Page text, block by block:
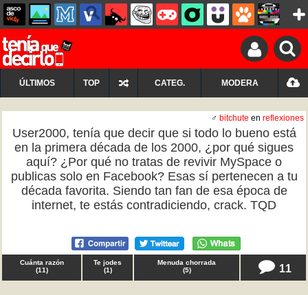
ÚLTIMOS TOP CATEG. MODERA
♂ bitchute en reflexiones
User2000, tenía que decir que si todo lo bueno está
en la primera década de los 2000, ¿por qué sigues
aquí? ¿Por qué no tratas de revivir MySpace o
publicas solo en Facebook? Esas sí pertenecen a tu
década favorita. Siendo tan fan de esa época de
internet, te estás contradiciendo, crack. TQD
Cuánta razón
(11)
Te jodes
(1)
Menuda chorrada
(5) 11